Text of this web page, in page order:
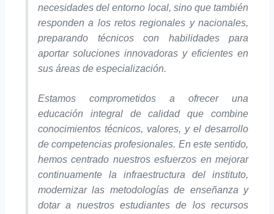
necesidades del entorno local, sino que también
responden a los retos regionales y nacionales,
preparando técnicos con habilidades para
aportar soluciones innovadoras y eficientes en
sus áreas de especialización.
Estamos comprometidos a ofrecer una
educación integral de calidad que combine
conocimientos técnicos, valores, y el desarrollo
de competencias profesionales. En este sentido,
hemos centrado nuestros esfuerzos en mejorar
continuamente la infraestructura del instituto,
modernizar las metodologías de enseñanza y
dotar a nuestros estudiantes de los recursos